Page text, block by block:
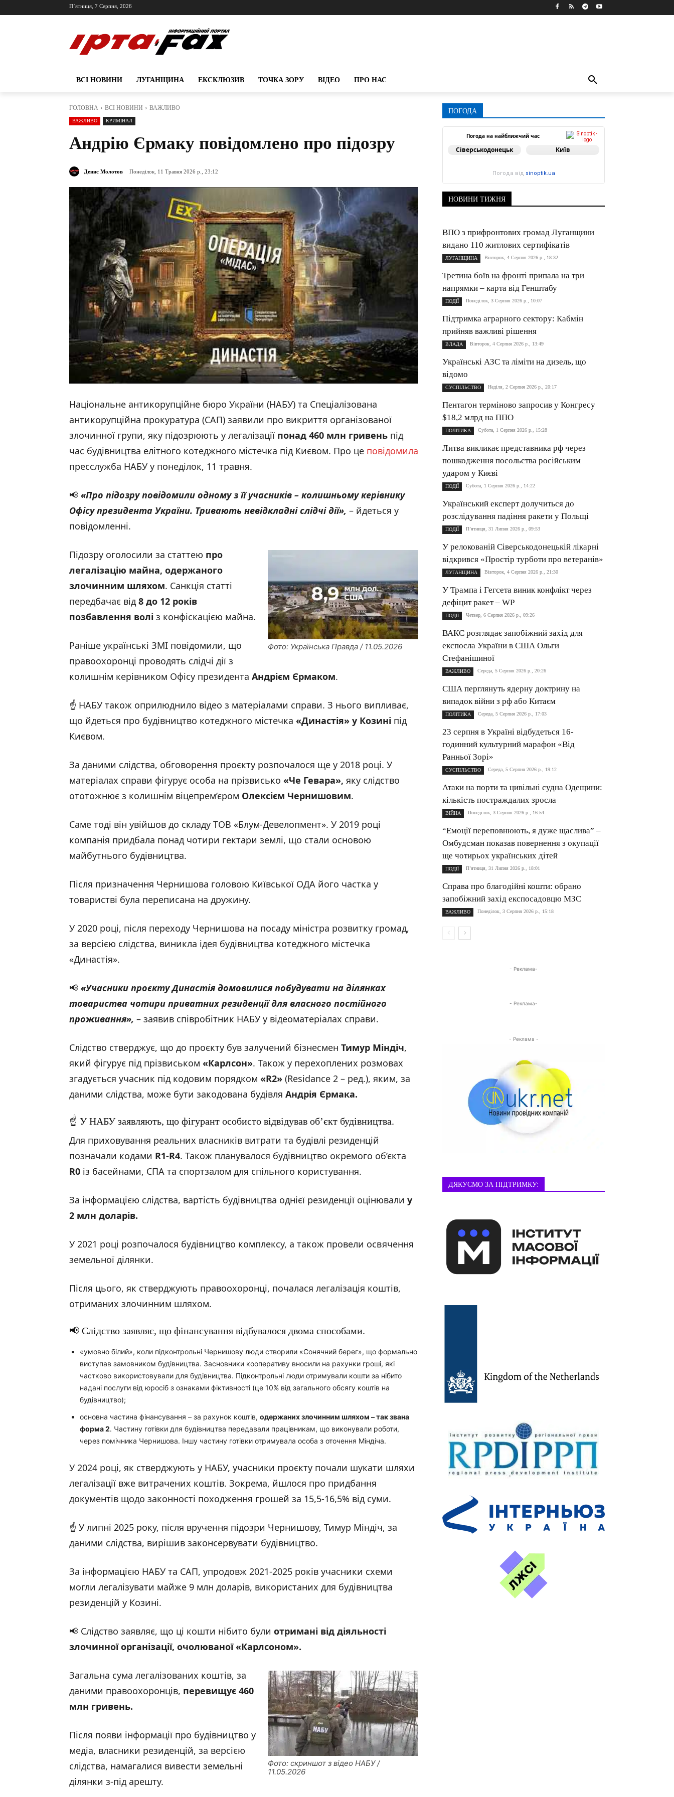
П’ятниця, 7 Серпня, 2026
ВСІ НОВИНИ ЛУГАНЩИНА ЕКСКЛЮЗИВ ТОЧКА ЗОРУ ВІДЕО ПРО НАС
ГОЛОВНА ВСІ НОВИНИ ВАЖЛИВО
ВАЖЛИВО КРИМІНАЛ
Андрію Єрмаку повідомлено про підозру
Денис Молотов Понеділок, 11 Травня 2026 р., 23:12
Національне антикорупційне бюро України (НАБУ) та Спеціалізована
антикорупційна прокуратура (САП) заявили про викриття організованої
злочинної групи, яку підозрюють у легалізації понад 460 млн гривень під
час будівництва елітного котеджного містечка під Києвом. Про це повідомила
пресслужба НАБУ у понеділок, 11 травня.
📢 «Про підозру повідомили одному з її учасників – колишньому керівнику
Офісу президента України. Тривають невідкладні слідчі дії», – йдеться у
повідомленні.
Фото: Українська Правда / 11.05.2026
Підозру оголосили за статтею про
легалізацію майна, одержаного
злочинним шляхом. Санкція статті
передбачає від 8 до 12 років
позбавлення волі з конфіскацією майна.
Раніше українські ЗМІ повідомили, що
правоохоронці проводять слідчі дії з
колишнім керівником Офісу президента Андрієм Єрмаком.
☝️ НАБУ також оприлюднило відео з матеріалами справи. З нього випливає,
що йдеться про будівництво котеджного містечка «Династія» у Козині під
Києвом.
За даними слідства, обговорення проєкту розпочалося ще у 2018 році. У
матеріалах справи фігурує особа на прізвисько «Че Гевара», яку слідство
ототожнює з колишнім віцепрем’єром Олексієм Чернишовим.
Саме тоді він увійшов до складу ТОВ «Блум-Девелопмент». У 2019 році
компанія придбала понад чотири гектари землі, що стали основою
майбутнього будівництва.
Після призначення Чернишова головою Київської ОДА його частка у
товаристві була переписана на дружину.
У 2020 році, після переходу Чернишова на посаду міністра розвитку громад,
за версією слідства, виникла ідея будівництва котеджного містечка
«Династія».
📢 «Учасники проєкту Династія домовилися побудувати на ділянках
товариства чотири приватних резиденції для власного постійного
проживання», – заявив співробітник НАБУ у відеоматеріалах справи.
Слідство стверджує, що до проєкту був залучений бізнесмен Тимур Міндіч,
який фігурує під прізвиськом «Карлсон». Також у перехоплених розмовах
згадується учасник під кодовим порядком «R2» (Residance 2 – ред.), яким, за
даними слідства, може бути закодована будівля Андрія Єрмака.
☝️ У НАБУ заявляють, що фігурант особисто відвідував об’єкт будівництва.
Для приховування реальних власників витрати та будівлі резиденцій
позначали кодами R1-R4. Також планувалося будівництво окремого об’єкта
R0 із басейнами, СПА та спортзалом для спільного користування.
За інформацією слідства, вартість будівництва однієї резиденції оцінювали у
2 млн доларів.
У 2021 році розпочалося будівництво комплексу, а також провели освячення
земельної ділянки.
Після цього, як стверджують правоохоронці, почалася легалізація коштів,
отриманих злочинним шляхом.
📢 Слідство заявляє, що фінансування відбувалося двома способами.
«умовно білий», коли підконтрольні Чернишову люди створили «Сонячний берег», що формально
виступав замовником будівництва. Засновники кооперативу вносили на рахунки гроші, які
частково використовували для будівництва. Підконтрольні люди отримували кошти за нібито
надані послуги від юросіб з ознаками фіктивності (це 10% від загального обсягу коштів на
будівництво);
основна частина фінансування – за рахунок коштів, одержаних злочинним шляхом – так звана
форма 2. Частину готівки для будівництва передавали працівникам, що виконували роботи,
через помічника Чернишова. Іншу частину готівки отримувала особа з оточення Міндіча.
У 2024 році, як стверджують у НАБУ, учасники проєкту почали шукати шляхи
легалізації вже витрачених коштів. Зокрема, йшлося про придбання
документів щодо законності походження грошей за 15,5-16,5% від суми.
☝️ У липні 2025 року, після вручення підозри Чернишову, Тимур Міндіч, за
даними слідства, вирішив законсервувати будівництво.
За інформацією НАБУ та САП, упродовж 2021-2025 років учасники схеми
могли легалізувати майже 9 млн доларів, використаних для будівництва
резиденцій у Козині.
📢 Слідство заявляє, що ці кошти нібито були отримані від діяльності
злочинної організації, очолюваної «Карлсоном».
Фото: скриншот з відео НАБУ /
11.05.2026
Загальна сума легалізованих коштів, за
даними правоохоронців, перевищує 460
млн гривень.
Після появи інформації про будівництво у
медіа, власники резиденцій, за версією
слідства, намагалися вивести земельні
ділянки з-під арешту.
ПОГОДА
Погода на найближчий час
Сіверськодонецьк Київ
Погода від sinoptik.ua
НОВИНИ ТИЖНЯ
ВПО з прифронтових громад Луганщини
видано 110 житлових сертифікатів
ЛУГАНЩИНА Вівторок, 4 Серпня 2026 р., 18:32
Третина боїв на фронті припала на три
напрямки – карта від Генштабу
ПОДІЇ Понеділок, 3 Серпня 2026 р., 10:07
Підтримка аграрного сектору: Кабмін
прийняв важливі рішення
ВЛАДА Вівторок, 4 Серпня 2026 р., 13:49
Українські АЗС та ліміти на дизель, що
відомо
СУСПІЛЬСТВО Неділя, 2 Серпня 2026 р., 20:17
Пентагон терміново запросив у Конгресу
$18,2 млрд на ППО
ПОЛІТИКА Субота, 1 Серпня 2026 р., 15:28
Литва викликає представника рф через
пошкодження посольства російським
ударом у Києві
ПОДІЇ Субота, 1 Серпня 2026 р., 14:22
Український експерт долучиться до
розслідування падіння ракети у Польщі
ПОДІЇ П’ятниця, 31 Липня 2026 р., 09:53
У релокованій Сіверськодонецькій лікарні
відкрився «Простір турботи про ветеранів»
ЛУГАНЩИНА Вівторок, 4 Серпня 2026 р., 21:30
У Трампа і Гегсета виник конфлікт через
дефіцит ракет – WP
ПОДІЇ Четвер, 6 Серпня 2026 р., 09:26
ВАКС розглядає запобіжний захід для
експосла України в США Ольги
Стефанішиної
ВАЖЛИВО Середа, 5 Серпня 2026 р., 20:26
США перглянуть ядерну доктрину на
випадок війни з рф або Китаєм
ПОЛІТИКА Середа, 5 Серпня 2026 р., 17:03
23 серпня в Україні відбудеться 16-
годинний культурний марафон «Від
Ранньої Зорі»
СУСПІЛЬСТВО Середа, 5 Серпня 2026 р., 19:12
Атаки на порти та цивільні судна Одещини:
кількість постраждалих зросла
ВІЙНА Понеділок, 3 Серпня 2026 р., 16:54
“Емоції переповнюють, я дуже щаслива” –
Омбудсман показав повернення з окупації
ще чотирьох українських дітей
ПОДІЇ П’ятниця, 31 Липня 2026 р., 18:01
Справа про благодійні кошти: обрано
запобіжний захід експосадовцю МЗС
ВАЖЛИВО Понеділок, 3 Серпня 2026 р., 15:18
- Реклама-
- Реклама-
- Реклама -
ДЯКУЄМО ЗА ПІДТРИМКУ: